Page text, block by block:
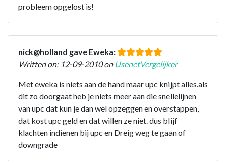
probleem opgelost is!
nick@holland gave Eweka:
Written on: 12-09-2010 on UsenetVergelijker
Met eweka is niets aan de hand maar upc knijpt alles.als
dit zo doorgaat heb je niets meer aan die snellelijnen
van upc dat kun je dan wel opzeggen en overstappen,
dat kost upc geld en dat willen ze niet. dus blijf
klachten indienen bij upc en Dreig weg te gaan of
downgrade